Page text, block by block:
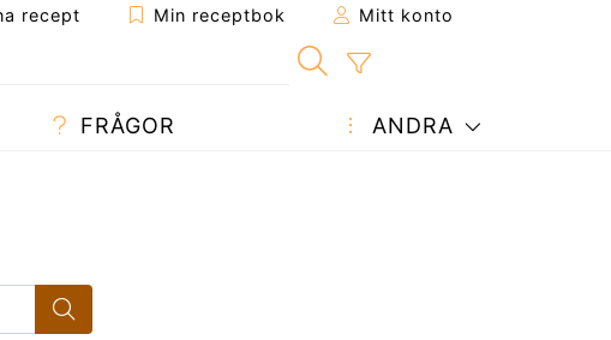
recept Min receptbok Mitt konto
FRÅGOR ANDRA